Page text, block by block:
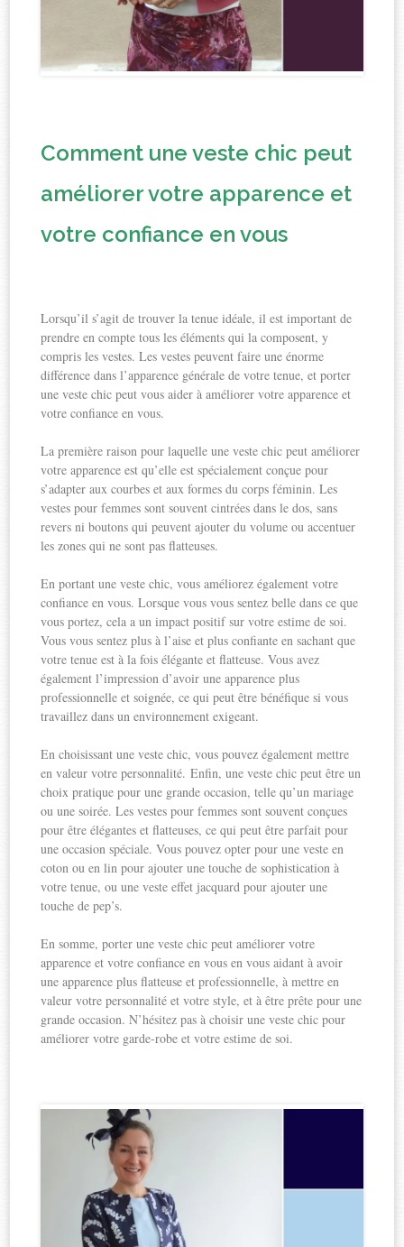
Comment une veste chic peut
améliorer votre apparence et
votre confiance en vous
Lorsqu’il s’agit de trouver la tenue idéale, il est important de
prendre en compte tous les éléments qui la composent, y
compris les vestes. Les vestes peuvent faire une énorme
différence dans l’apparence générale de votre tenue, et porter
une veste chic peut vous aider à améliorer votre apparence et
votre confiance en vous.
La première raison pour laquelle une veste chic peut améliorer
votre apparence est qu’elle est spécialement conçue pour
s’adapter aux courbes et aux formes du corps féminin. Les
vestes pour femmes sont souvent cintrées dans le dos, sans
revers ni boutons qui peuvent ajouter du volume ou accentuer
les zones qui ne sont pas flatteuses.
En portant une veste chic, vous améliorez également votre
confiance en vous. Lorsque vous vous sentez belle dans ce que
vous portez, cela a un impact positif sur votre estime de soi.
Vous vous sentez plus à l’aise et plus confiante en sachant que
votre tenue est à la fois élégante et flatteuse. Vous avez
également l’impression d’avoir une apparence plus
professionnelle et soignée, ce qui peut être bénéfique si vous
travaillez dans un environnement exigeant.
En choisissant une veste chic, vous pouvez également mettre
en valeur votre personnalité. Enfin, une veste chic peut être un
choix pratique pour une grande occasion, telle qu’un mariage
ou une soirée. Les vestes pour femmes sont souvent conçues
pour être élégantes et flatteuses, ce qui peut être parfait pour
une occasion spéciale. Vous pouvez opter pour une veste en
coton ou en lin pour ajouter une touche de sophistication à
votre tenue, ou une veste effet jacquard pour ajouter une
touche de pep’s.
En somme, porter une veste chic peut améliorer votre
apparence et votre confiance en vous en vous aidant à avoir
une apparence plus flatteuse et professionnelle, à mettre en
valeur votre personnalité et votre style, et à être prête pour une
grande occasion. N’hésitez pas à choisir une veste chic pour
améliorer votre garde-robe et votre estime de soi.